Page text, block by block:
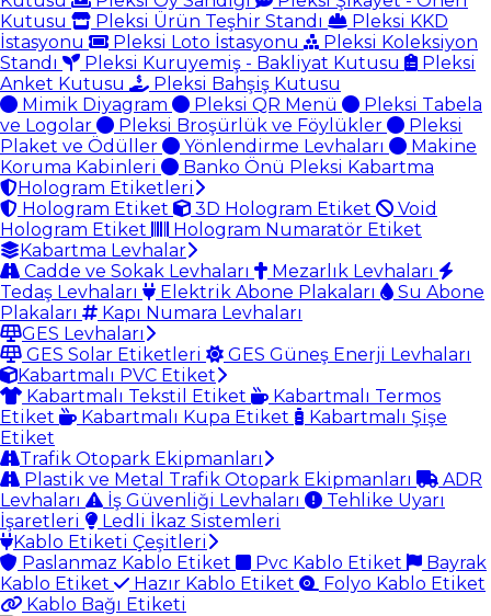
Kutusu
Pleksi Ürün Teşhir Standı
Pleksi KKD
İstasyonu
Pleksi Loto İstasyonu
Pleksi Koleksiyon
Standı
Pleksi Kuruyemiş - Bakliyat Kutusu
Pleksi
Anket Kutusu
Pleksi Bahşiş Kutusu
Mimik Diyagram
Pleksi QR Menü
Pleksi Tabela
ve Logolar
Pleksi Broşürlük ve Föylükler
Pleksi
Plaket ve Ödüller
Yönlendirme Levhaları
Makine
Koruma Kabinleri
Banko Önü Pleksi Kabartma
Hologram Etiketleri
Hologram Etiket
3D Hologram Etiket
Void
Hologram Etiket
Hologram Numaratör Etiket
Kabartma Levhalar
Cadde ve Sokak Levhaları
Mezarlık Levhaları
Tedaş Levhaları
Elektrik Abone Plakaları
Su Abone
Plakaları
Kapı Numara Levhaları
GES Levhaları
GES Solar Etiketleri
GES Güneş Enerji Levhaları
Kabartmalı PVC Etiket
Kabartmalı Tekstil Etiket
Kabartmalı Termos
Etiket
Kabartmalı Kupa Etiket
Kabartmalı Şişe
Etiket
Trafik Otopark Ekipmanları
Plastik ve Metal Trafik Otopark Ekipmanları
ADR
Levhaları
İş Güvenliği Levhaları
Tehlike Uyarı
İşaretleri
Ledli İkaz Sistemleri
Kablo Etiketi Çeşitleri
Paslanmaz Kablo Etiket
Pvc Kablo Etiket
Bayrak
Kablo Etiket
Hazır Kablo Etiket
Folyo Kablo Etiket
Kablo Bağı Etiketi